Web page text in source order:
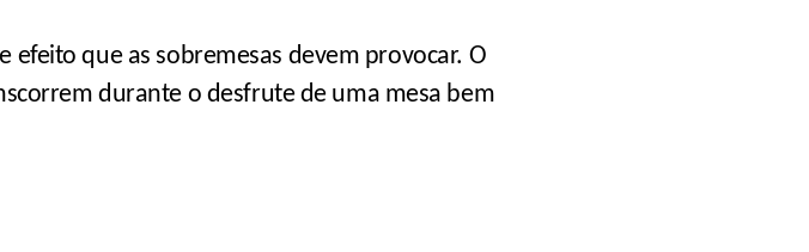
efeito que as sobremesas devem provocar. O
durante o desfrute de uma mesa bem